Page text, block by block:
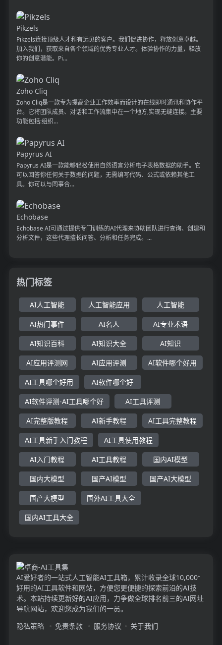
Pikzels
Pikzels连接顶级人才和有远见的客户。我们促进协作，释放创意卓越。
加入我们，获取来自各个领域的优秀专业人才。体验协作的力量，释放
你的创意潜能。Pi...
Zoho Cliq
Zoho Cliq是一款专为提高企业工作效率而设计的在线即时通讯和协作平
台。它将团队成员、对话和工作流集中在一个地方,实现无缝连接。主要
功能包括:组织...
Papyrus AI
Papyrus AI是一款能够轻松使用自然语言分析电子表格数据的助手。它
可以回答你任何关于数据的问题，无需编写代码、公式或依赖其他工
具。你可以与同事合...
Echobase
Echobase AI可通过提供专门训练的AI代理来协助团队进行查询、创建和
分析文件，这些代理擅长问答、分析和任务完成。...
热门标签
AI人工智能 人工智能应用 人工智能
AI热门事件 AI名人 AI专业术语
AI知识百科 AI知识大全 AI知识
AI应用评测网 AI应用评测 AI软件哪个好用
AI工具哪个好用 AI软件哪个好
AI软件评测-AI工具哪个好 AI工具评测
AI完整版教程 AI新手教程 AI工具完整教程
AI工具新手入门教程 AI工具使用教程
AI入门教程 AI工具教程 国内AI模型
国内大模型 国产AI模型 国产AI大模型
国产大模型 国外AI工具大全
国内AI工具大全
AI爱好者的一站式人工智能AI工具箱，累计收录全球10,000⁺
好用的AI工具软件和网站，方便您更便捷的探索前沿的AI技
术。本站持续更新好的AI应用，力争做全球排名前三的AI网址
导航网站，欢迎您成为我们的一员。
隐私策略
免责条款 服务协议 关于我们